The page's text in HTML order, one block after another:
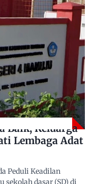
Baik, Keluarga
Lembaga Adat
Peduli Keadilan